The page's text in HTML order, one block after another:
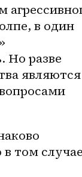
в один
Но разве
являются
том